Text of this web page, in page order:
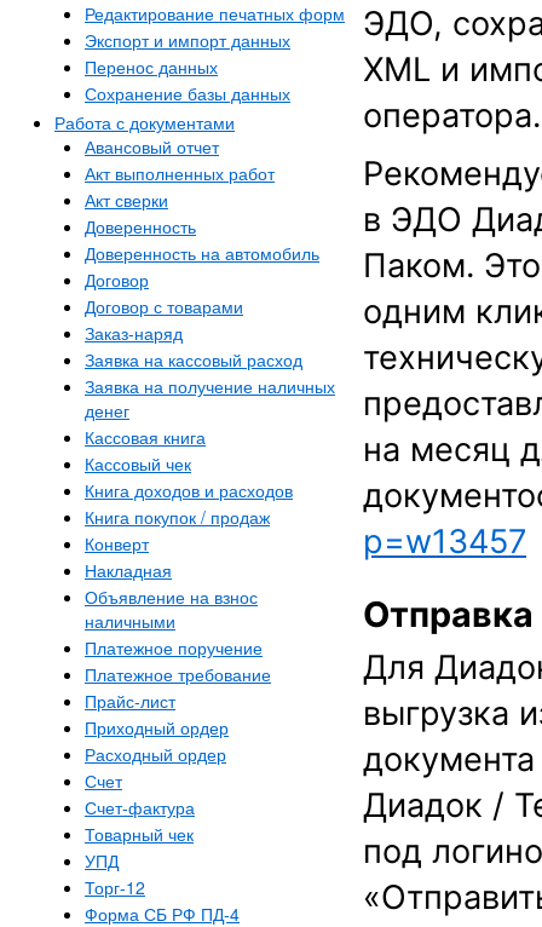
Редактирование печатных форм
Экспорт и импорт данных
Перенос данных
Сохранение базы данных
Работа с документами
Авансовый отчет
Акт выполненных работ
Акт сверки
Доверенность
Доверенность на автомобиль
Договор
Договор с товарами
Заказ-наряд
Заявка на кассовый расход
Заявка на получение наличных
денег
Кассовая книга
Кассовый чек
Книга доходов и расходов
Книга покупок / продаж
Конверт
Накладная
Объявление на взнос
наличными
Платежное поручение
Платежное требование
Прайс-лист
Приходный ордер
Расходный ордер
Счет
Счет-фактура
Товарный чек
УПД
Торг-12
Форма СБ РФ ПД-4
ЭДО,
XML и
оператора.
в ЭДО
Паком.
одним
на месяц
p=w13457
Для
выгрузка
Диадок /
под